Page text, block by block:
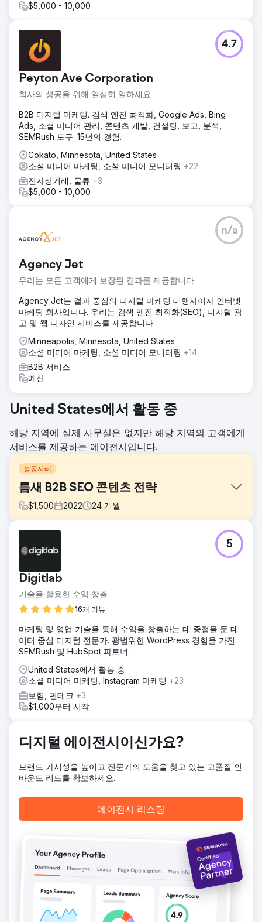
$5,000 - 10,000
Peyton Ave Corporation
회사의 성공을 위해 열심히 일하세요
4.7
B2B 디지털 마케팅. 검색 엔진 최적화, Google Ads, Bing
Ads, 소셜 미디어 관리, 콘텐츠 개발, 컨설팅, 보고, 분석,
SEMRush 도구. 15년의 경험.
Cokato, Minnesota, United States
소셜 미디어 마케팅, 소셜 미디어 모니터링 +22
전자상거래, 물류 +3
$5,000 - 10,000
Agency Jet
우리는 모든 고객에게 보장된 결과를 제공합니다.
n/a
Agency Jet는 결과 중심의 디지털 마케팅 대행사이자 인터넷
마케팅 회사입니다. 우리는 검색 엔진 최적화(SEO), 디지털 광
고 및 웹 디자인 서비스를 제공합니다.
Minneapolis, Minnesota, United States
소셜 미디어 마케팅, 소셜 미디어 모니터링 +14
B2B 서비스
예산
United States에서 활동 중
해당 지역에 실제 사무실은 없지만 해당 지역의 고객에게
서비스를 제공하는 에이전시입니다.
성공사례
틈새 B2B SEO 콘텐츠 전략
$1,500 2022 24 개월
틈새 산업에서 B2B SaaS 솔루션에 대한 검색 엔진 가시성 및
유기적 트래픽을 향상합니다. 백링크나 PPC 광고를 사용하지
않고 유기적인 성장에 초점을 맞춘 전략입니다. 목표는 2022
년 1월부터 2024년 1월까지 2년 이내에 유기적 트래픽과 노출
수를 개선하는 것이었습니다.
솔루션
연결 맵을 구축하여 고객의 SEO 성능과 유기적 도달 범위를
개선했습니다. 이 접근 방식을 통해 클라이언트는 검색 엔진
결과에서 검색 가능성과 관련성을 향상하면서 틈새 시장의 권
위자로 자리매김했습니다.
결과
그 결과는 놀라웠습니다. 2년의 참여 기간 동안 클라이언트의
유기적 트래픽이 339.05% 증가했습니다. 또한 유기적 노출수
합니다.
에이전시 페이지로 이동
Digitlab
기술을 활용한 수익 창출
16개 리뷰
5
마케팅 및 영업 기술을 통해 수익을 창출하는 데 중점을 둔 데
이터 중심 디지털 전문가. 광범위한 WordPress 경험을 가진
SEMRush 및 HubSpot 파트너.
United States에서 활동 중
소셜 미디어 마케팅, Instagram 마케팅 +23
보험, 핀테크 +3
$1,000부터 시작
디지털 에이전시이신가요?
브랜드 가시성을 높이고 전문가의 도움을 찾고 있는 고품질 인
바운드 리드를 확보하세요.
에이전시 리스팅